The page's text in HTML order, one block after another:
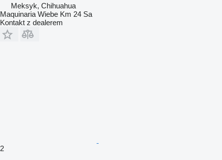
Meksyk, Chihuahua
Maquinaria Wiebe Km 24 Sa
Kontakt z dealerem
2